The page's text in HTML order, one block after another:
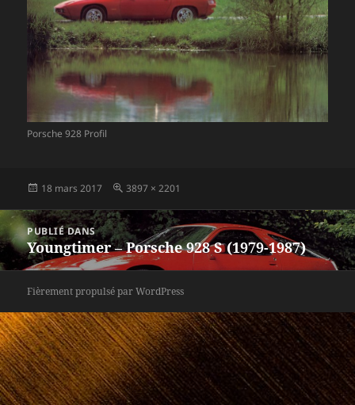
Porsche 928 Profil
Publié
18 mars 2017
Taille
3897 × 2201
Navigation
de
l’article
PUBLIÉ DANS
Youngtimer – Porsche 928 S (1979-1987)
Fièrement propulsé par WordPress